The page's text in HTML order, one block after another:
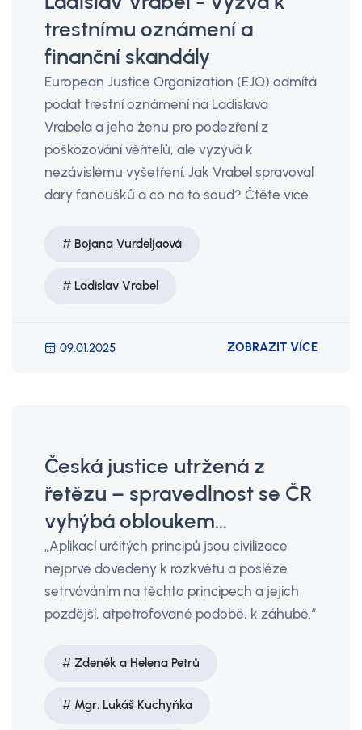
trestnímu oznámení a
finanční skandály
European Justice Organization (EJO) odmítá
podat trestní oznámení na Ladislava
Vrabela a jeho ženu pro podezření z
poškozování věřitelů, ale vyzývá k
nezávislému vyšetření. Jak Vrabel spravoval
dary fanoušků a co na to soud? Čtěte více.
Bojana Vurdeljaová
Ladislav Vrabel
09.01.2025 ZOBRAZIT VÍCE
Česká justice utržená z
řetězu – spravedlnost se ČR
vyhýbá obloukem…
„Aplikací určitých principů jsou civilizace
nejprve dovedeny k rozkvětu a posléze
setrváváním na těchto principech a jejich
pozdější, atpetrofované podobě, k záhubě.“
Zdeněk a Helena Petrů
Mgr. Lukáš Kuchyňka